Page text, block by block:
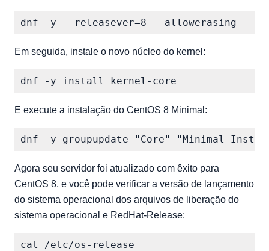
Em seguida, instale o novo núcleo do kernel:
E execute a instalação do CentOS 8 Minimal:
Agora seu servidor foi atualizado com êxito para
CentOS 8, e você pode verificar a versão de lançamento
do sistema operacional dos arquivos de liberação do
sistema operacional e RedHat-Release:
cat /etc/os-release